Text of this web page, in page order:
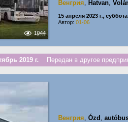
1044
Венгрия, Hatvan,
15 апреля 2023 г., суббота
Автор: 01-06
2019 г. Передан в другое
Венгрия, Ózd ,